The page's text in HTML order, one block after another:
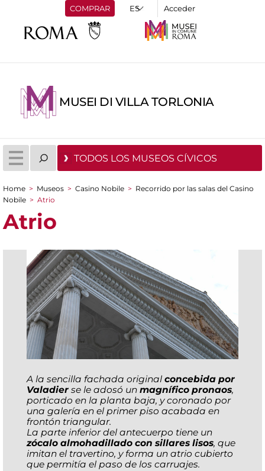
COMPRAR Acceder
MUSEI DI VILLA TORLONIA
TODOS LOS MUSEOS CÍVICOS
You are here
Home > Museos > Casino Nobile > Recorrido por las salas del Casino
Nobile > Atrio
Atrio
A la sencilla fachada original concebida por
Valadier se le adosó un magnífico pronaos,
porticado en la planta baja, y coronado por
una galería en el primer piso acabada en
frontón triangular.
La parte inferior del antecuerpo tiene un
zócalo almohadillado con sillares lisos, que
imitan el travertino, y forma un atrio cubierto
que permitía el paso de los carruajes.